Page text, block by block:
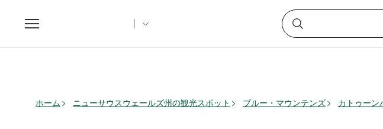
Toggle
navigation
ホーム ニューサウスウェールズ州の観光スポット ブルー・マウンテンズ カトゥーン